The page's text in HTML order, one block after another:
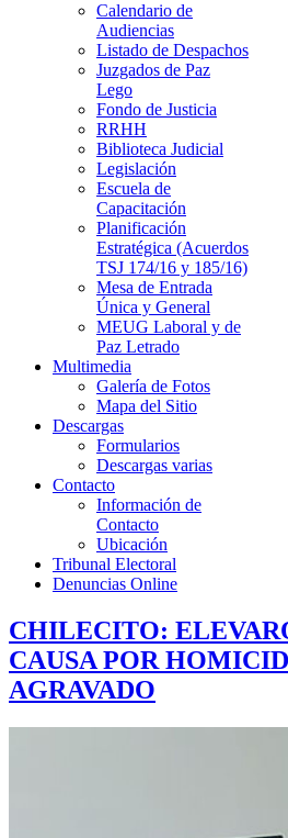
Calendario de
Audiencias
Listado de Despachos
Juzgados de Paz
Lego
Fondo de Justicia
RRHH
Biblioteca Judicial
Legislación
Escuela de
Capacitación
Planificación
Estratégica (Acuerdos
TSJ 174/16 y 185/16)
Mesa de Entrada
Única y General
MEUG Laboral y de
Paz Letrado
Multimedia
Galería de Fotos
Mapa del Sitio
Descargas
Formularios
Descargas varias
Contacto
Información de
Contacto
Ubicación
Tribunal Electoral
Denuncias Online
CHILECITO:
CAUSA POR
AGRAVADO